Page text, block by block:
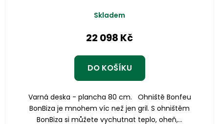
Skladem
22 098 Kč
DO KOŠÍKU
Varná deska - plancha 80 cm. Ohniště Bonfeu
BonBiza je mnohem víc než jen gril. S ohništěm
BonBiza si můžete vychutnat teplo, oheň,...